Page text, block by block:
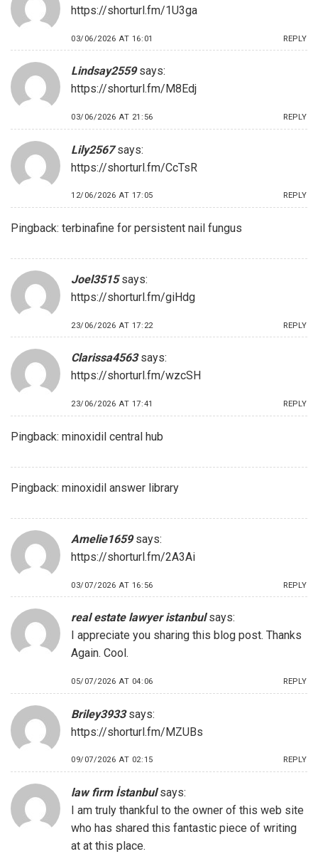
https://shorturl.fm/1U3ga
03/06/2026 AT 16:01 REPLY
Lindsay2559 says:
https://shorturl.fm/M8Edj
03/06/2026 AT 21:56 REPLY
Lily2567 says:
https://shorturl.fm/CcTsR
12/06/2026 AT 17:05 REPLY
Pingback: terbinafine for persistent nail fungus
Joel3515 says:
https://shorturl.fm/giHdg
23/06/2026 AT 17:22 REPLY
Clarissa4563 says:
https://shorturl.fm/wzcSH
23/06/2026 AT 17:41 REPLY
Pingback: minoxidil central hub
Pingback: minoxidil answer library
Amelie1659 says:
https://shorturl.fm/2A3Ai
03/07/2026 AT 16:56 REPLY
real estate lawyer istanbul says:
I appreciate you sharing this blog post. Thanks
Again. Cool.
05/07/2026 AT 04:06 REPLY
Briley3933 says:
https://shorturl.fm/MZUBs
09/07/2026 AT 02:15 REPLY
law firm İstanbul says:
I am truly thankful to the owner of this web site
who has shared this fantastic piece of writing
at at this place.